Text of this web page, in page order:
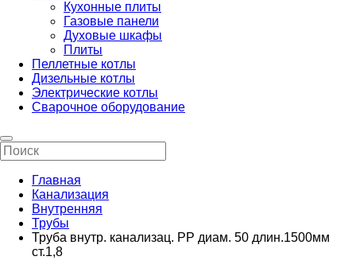
Кухонные плиты
Газовые панели
Духовые шкафы
Плиты
Пеллетные котлы
Дизельные котлы
Электрические котлы
Сварочное оборудование
Главная
Канализация
Внутренняя
Трубы
Труба внутр. канализац. PP диам. 50 длин.1500мм
ст.1,8